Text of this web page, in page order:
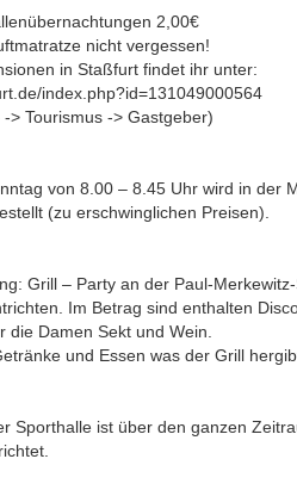
2,00€
nicht vergessen!
in Staßfurt findet ihr unter:
index.php?id=131049000564
> Tourismus -> Gastgeber)
von 8.00 – 8.45 Uhr wird in der
(zu erschwinglichen Preisen).
Grill – Party an der Paul-
Im Betrag sind enthalten
die Damen Sekt und Wein.
und Essen was der Grill
Sporthalle ist über den ganzen